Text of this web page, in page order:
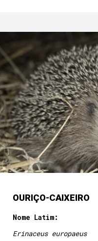
OURIÇO-CAIXEIRO
Nome Latim:
Erinaceus europaeus